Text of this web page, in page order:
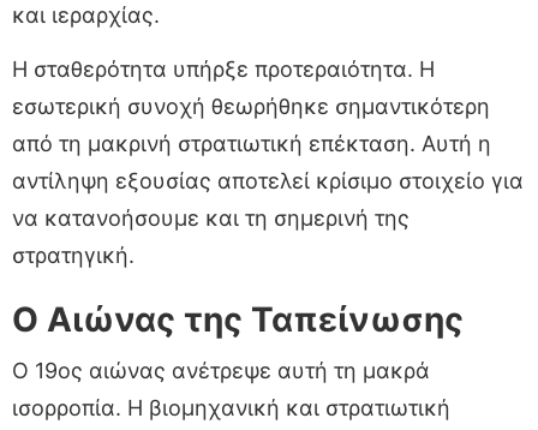
και ιεραρχίας.
Η σταθερότητα υπήρξε προτεραιότητα. Η
εσωτερική συνοχή θεωρήθηκε σημαντικότερη
από τη μακρινή στρατιωτική επέκταση. Αυτή η
αντίληψη εξουσίας αποτελεί κρίσιμο στοιχείο για
να κατανοήσουμε και τη σημερινή της
στρατηγική.
Ο Αιώνας της Ταπείνωσης
Ο 19ος αιώνας ανέτρεψε αυτή τη μακρά
ισορροπία. Η βιομηχανική και στρατιωτική